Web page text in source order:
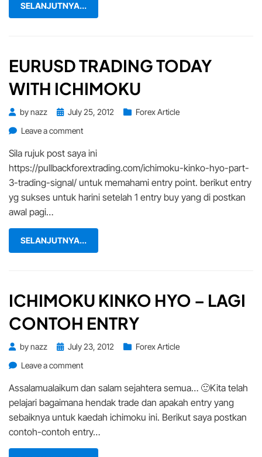
SELANJUTNYA...
EURUSD TRADING TODAY
WITH ICHIMOKU
bynazz
PostedJuly 25, 2012
Forex Article
Leave a commenton
trading
today
with
ichimoku
Sila rujuk post saya ini
https://pullbackforextrading.com/ichimoku-kinko-hyo-part-
3-trading-signal/ untuk memahami entry point. berikut entry
yg sukses untuk harini setelah 1 entry buy yang di postkan
awal pagi…
SELANJUTNYA...
ICHIMOKU KINKO HYO – LAGI
CONTOH ENTRY
bynazz
PostedJuly 23, 2012
Forex Article
Leave a commenton
Kinko
Hyo
–
lagi
Assalamualaikum dan salam sejahtera semua… 🙂Kita telah
pelajari bagaimana hendak trade dan apakah entry yang
sebaiknya untuk kaedah ichimoku ini. Berikut saya postkan
contoh-contoh entry…